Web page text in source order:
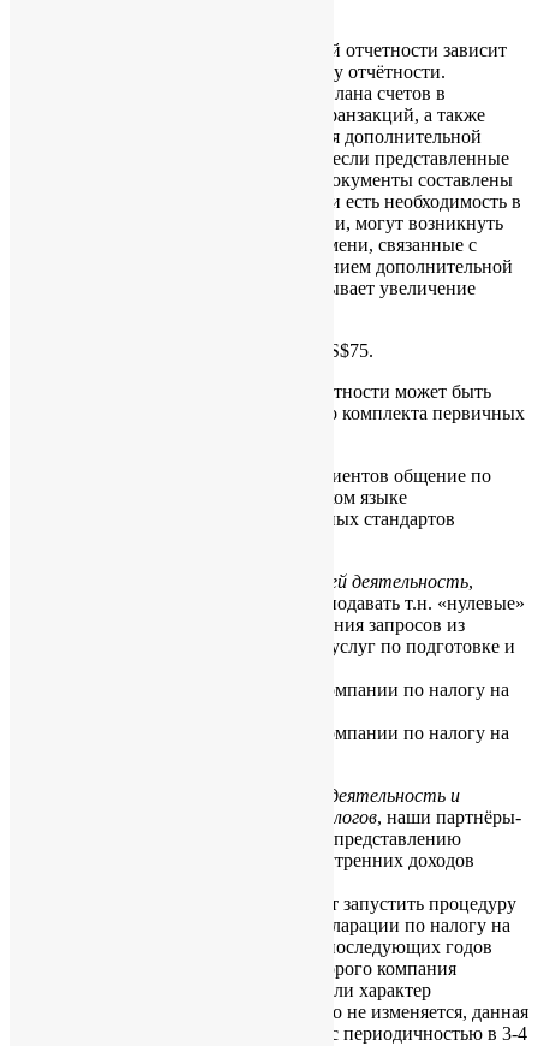
Стоимость составления управленческой отчетности зависит
от времени, затраченного на подготовку отчётности.
Учитывается время на формирование плана счетов в
бухгалтерской программе, обработку транзакций, а также
время на общение по поводу получения дополнительной
информации и документации. То есть, если представленные
клиентами бухгалтерские первичные документы составлены
неправильно, не полны или не точны, и есть необходимость в
дополнительной переписке и уточнении, могут возникнуть
дополнительные затраты рабочего времени, связанные с
взаимодействием с клиентом и получением дополнительной
информации и документации, что вызывает увеличение
Стоимость часа работы бухгалтера – US$75.
Стоимость аудита управленческой отчётности может быть
оценена после предоставления полного комплекта первичных
Для удобства наших русскоязычных клиентов общение по
вопросам бухгалтерии ведется на русском языке
специалистами в области международных стандартов
не начавшей деятельность,
возникает необходимость заполнять и подавать т.н. «нулевые»
налоговые декларации, по мере получения запросов из
Налогового Департамента. Стоимость услуг по подготовке и
• подача нулевого налогового отчета компании по налогу на
• подача нулевого налогового отчета компании по налогу на
начавшей деятельность и
претендующей на освобождение от налогов, наши партнёры-
аудиторы могут предложить услуги по представлению
интересов компании в Управлении внутренних доходов
Управление внутренних доходов может запустить процедуру
проверки первый раз после подачи декларации по налогу на
прибыль за первый год или в один из последующих годов
деятельности компании, в течение которого компания
получила прибыль. В последующем, если характер
деятельности компании принципиально не изменяется, данная
процедура повторяется не ежегодно, а с периодичностью в 3-4